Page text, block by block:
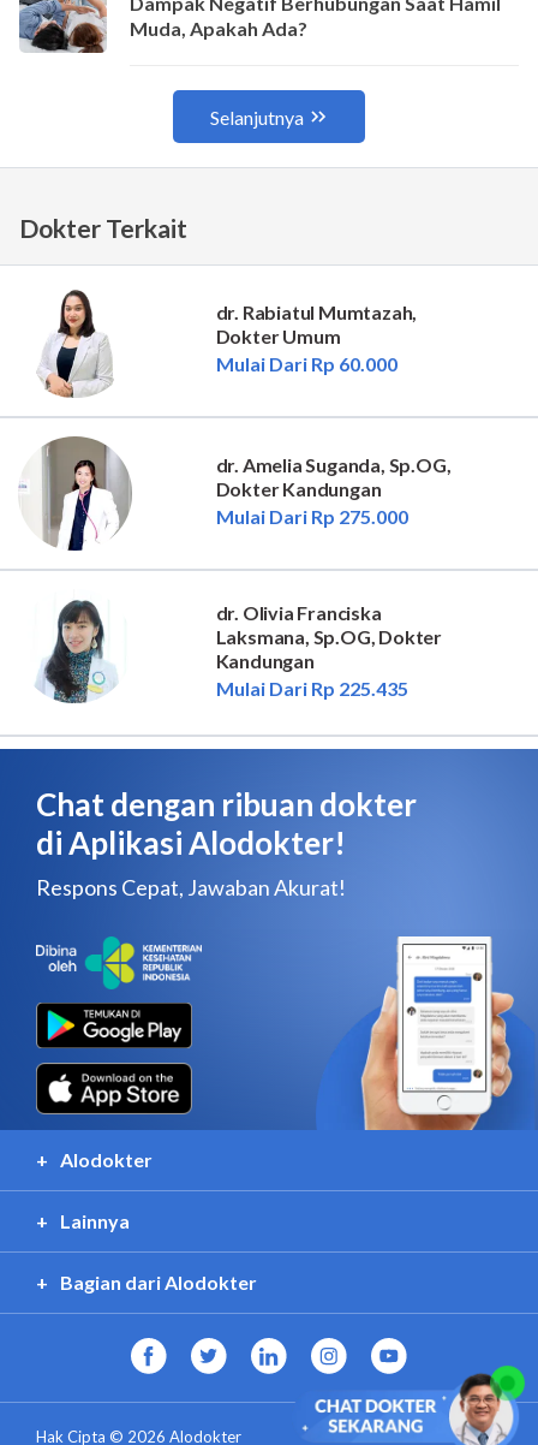
Dokter Terkait